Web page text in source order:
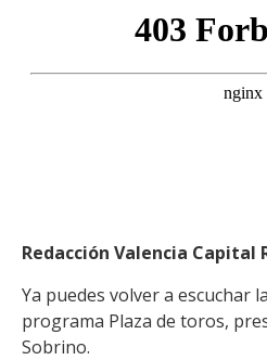
Redacción Valencia Capital
Ya puedes volver a escuchar
programa Plaza de toros,
Sobrino.